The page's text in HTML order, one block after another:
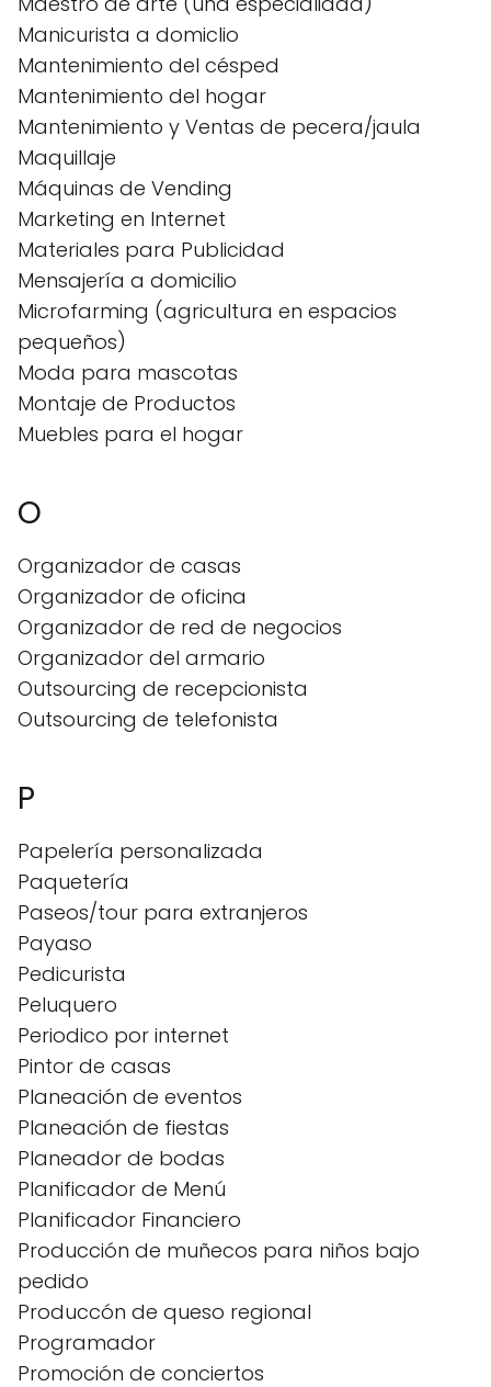
Manicurista a domiclio
Mantenimiento del césped
Mantenimiento del hogar
Mantenimiento y Ventas de pecera/jaula
Maquillaje
Máquinas de Vending
Marketing en Internet
Materiales para Publicidad
Mensajería a domicilio
Microfarming (agricultura en espacios
pequeños)
Moda para mascotas
Montaje de Productos
Muebles para el hogar
O
Organizador de casas
Organizador de oficina
Organizador de red de negocios
Organizador del armario
Outsourcing de recepcionista
Outsourcing de telefonista
P
Papelería personalizada
Paquetería
Paseos/tour para extranjeros
Payaso
Pedicurista
Peluquero
Periodico por internet
Pintor de casas
Planeación de eventos
Planeación de fiestas
Planeador de bodas
Planificador de Menú
Planificador Financiero
Producción de muñecos para niños bajo
pedido
Produccón de queso regional
Programador
Promoción de conciertos